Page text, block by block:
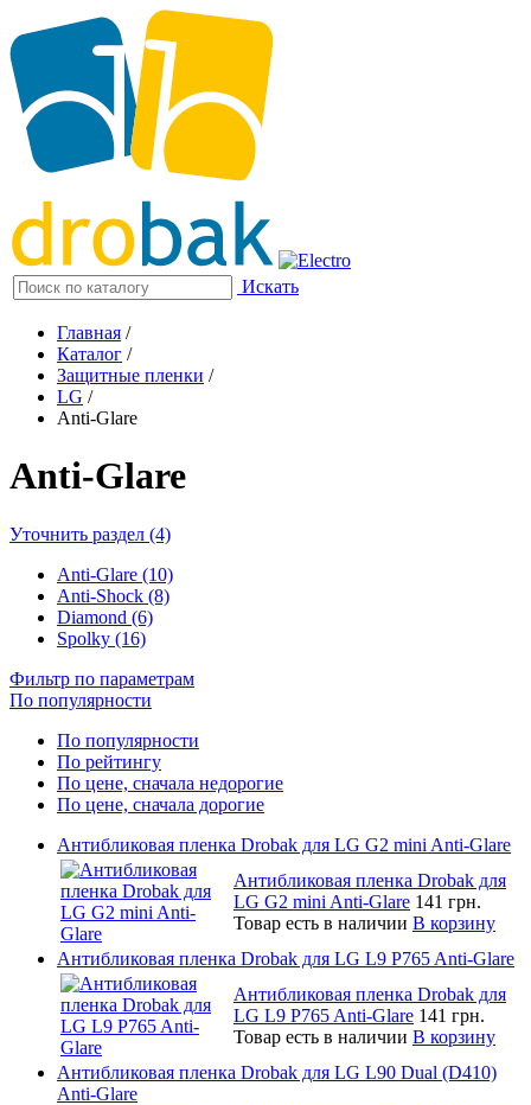
Искать
Главная /
Каталог /
Защитные пленки /
LG /
Anti-Glare
Anti-Glare
Уточнить раздел (4)
Anti-Glare (10)
Anti-Shock (8)
Diamond (6)
Spolky (16)
Фильтр по параметрам
По популярности
По популярности
По рейтингу
По цене, сначала недорогие
По цене, сначала дорогие
Антибликовая пленка Drobak для LG G2 mini Anti-Glare
Антибликовая пленка Drobak для
LG G2 mini Anti-Glare 141 грн.
Товар есть в наличии В корзину
Антибликовая пленка Drobak для LG L9 P765 Anti-Glare
Антибликовая пленка Drobak для
LG L9 P765 Anti-Glare 141 грн.
Товар есть в наличии В корзину
Антибликовая пленка Drobak для LG L90 Dual (D410)
Anti-Glare